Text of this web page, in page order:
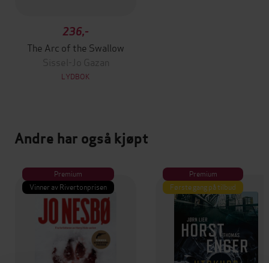
236,-
The Arc of the Swallow
Sissel-Jo Gazan
LYDBOK
Andre har også kjøpt
Premium
Vinner av Rivertonprisen
Premium
Første gang på tilbud